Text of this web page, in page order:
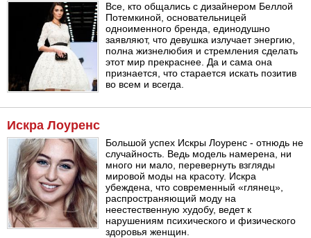
Все, кто общались с дизайнером Беллой
Потемкиной, основательницей
одноименного бренда, единодушно
заявляют, что девушка излучает энергию,
полна жизнелюбия и стремления сделать
этот мир прекраснее. Да и сама она
признается, что старается искать позитив
во всем и всегда.
Искра Лоуренс
Большой успех Искры Лоуренс - отнюдь не
случайность. Ведь модель намерена, ни
много ни мало, перевернуть взгляды
мировой моды на красоту. Искра
убеждена, что современный «глянец»,
распространяющий моду на
неестественную худобу, ведет к
нарушениям психического и физического
здоровья женщин.